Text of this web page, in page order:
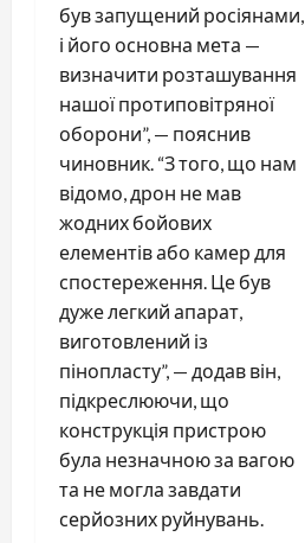
був запущений росіянами,
і його основна мета —
визначити розташування
нашої протиповітряної
оборони”, — пояснив
чиновник. “З того, що нам
відомо, дрон не мав
жодних бойових
елементів або камер для
спостереження. Це був
дуже легкий апарат,
виготовлений із
пінопласту”, — додав він,
підкреслюючи, що
конструкція пристрою
була незначною за вагою
та не могла завдати
серйозних руйнувань.